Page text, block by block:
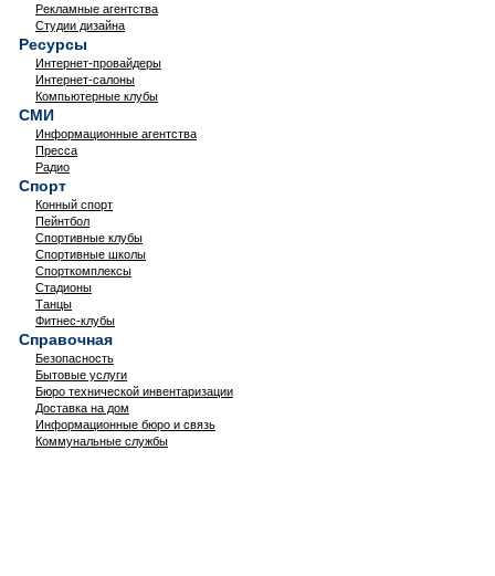
Рекламные агентства
Студии дизайна
Ресурсы
Интернет-провайдеры
Интернет-салоны
Компьютерные клубы
СМИ
Информационные агентства
Пресса
Радио
Спорт
Конный спорт
Пейнтбол
Спортивные клубы
Спортивные школы
Спорткомплексы
Стадионы
Танцы
Фитнес-клубы
Справочная
Безопасность
Бытовые услуги
Бюро технической инвентаризации
Доставка на дом
Информационные бюро и связь
Коммунальные службы